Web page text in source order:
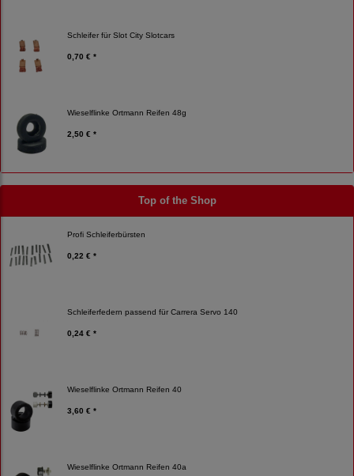
Schleifer für Slot City Slotcars
0,70 € *
Wieselflinke Ortmann Reifen 48g
2,50 € *
Top of the Shop
Profi Schleiferbürsten
0,22 € *
Schleiferfedern passend für Carrera Servo 140
0,24 € *
Wieselflinke Ortmann Reifen 40
3,60 € *
Wieselflinke Ortmann Reifen 40a